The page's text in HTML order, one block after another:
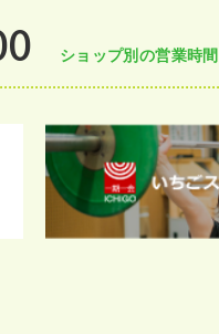
ショップ別の営業時間